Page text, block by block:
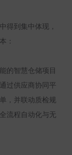
得到集中体现，
：
的智慧仓储项目
过供应商协同平
，并联动质检规
流程自动化与无